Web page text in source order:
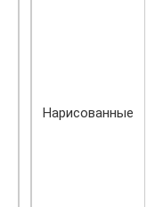
Нарисованные